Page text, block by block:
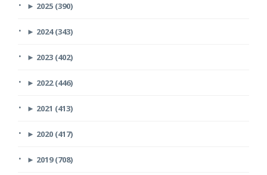
► 2025 (390)
► 2024 (343)
► 2023 (402)
► 2022 (446)
► 2021 (413)
► 2020 (417)
► 2019 (708)